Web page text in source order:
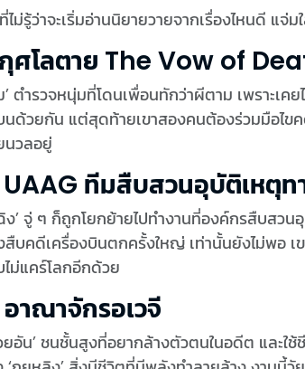
ไม่รู้ว่าจะเริ่มอ่านนิยายวายจากเรื่องไหนดี แ
ศโลตาย The Vow of
’ ตำรวจหนุ่มที่โดนเพื่อนทักว่าผีตาม เพราะเ
นด้วยกัน แต่สุดท้ายเขาสองคนต้องร่วมมือไข
นวลอยู่
ทีมสืบสวนอุบัติเหตุท
ง’ จู่ ๆ ก็ถูกโยกย้ายไปทำงานที่องค์กรสืบสว
บคดีเครื่องบินตกครั้งใหญ่ เท่านั้นยังไม่พอ เ
ม่แคร์โลกอีกด้วย
าณาจักรอเวจี
ยอัน’ ชนชั้นสูงที่อยากล้างตัวตนในอดีต แล